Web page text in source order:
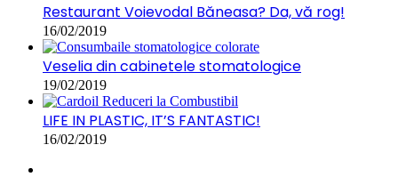
Restaurant Voievodal Băneasa? Da, vă rog!
16/02/2019
Veselia din cabinetele stomatologice
19/02/2019
LIFE IN PLASTIC, IT’S FANTASTIC!
16/02/2019